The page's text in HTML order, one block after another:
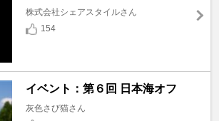
株式会社シェアスタイルさん
154
イベント：第６回 日本海オフ
灰色さび猫さん